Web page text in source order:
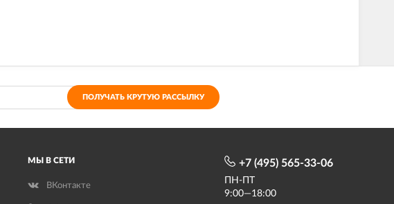
ПОЛУЧАТЬ КРУТУЮ РАССЫЛКУ
МЫ В СЕТИ
ВКонтакте
+7 (495) 565-33-06
ПН-ПТ
9:00—18:00